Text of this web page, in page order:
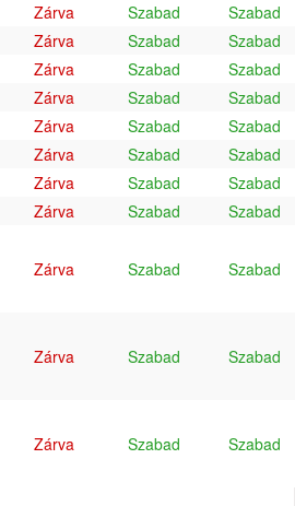
Zárva Szabad
Szabad
Zárva Szabad
Szabad
Zárva Szabad
Szabad
Zárva Szabad
Szabad
Zárva Szabad
Szabad
Zárva Szabad
Szabad
Zárva Szabad
Szabad
Zárva Szabad
Szabad
Zárva Szabad Szabad
Zárva Szabad Szabad
Zárva Szabad Szabad